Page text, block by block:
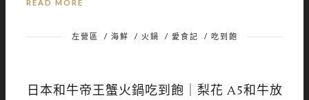
READ MORE
左營區 / 海鮮 / 火鍋 / 愛食記 / 吃到飽
日本和牛帝王蟹火鍋吃到飽｜梨花 A5和牛放